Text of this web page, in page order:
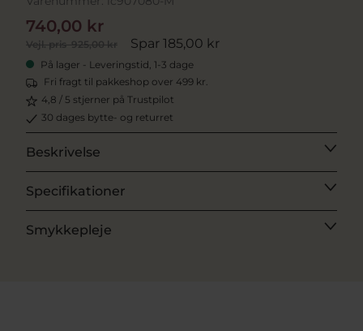
Vejl. pris925,00 kr Spar 185,00 kr
740,00 kr
På lager - Leveringstid, 1-3 dage
Fri fragt til pakkeshop over 499 kr.
4,8 / 5 stjerner på Trustpilot
30 dages bytte- og returret
Beskrivelse
Specifikationer
Smykkepleje